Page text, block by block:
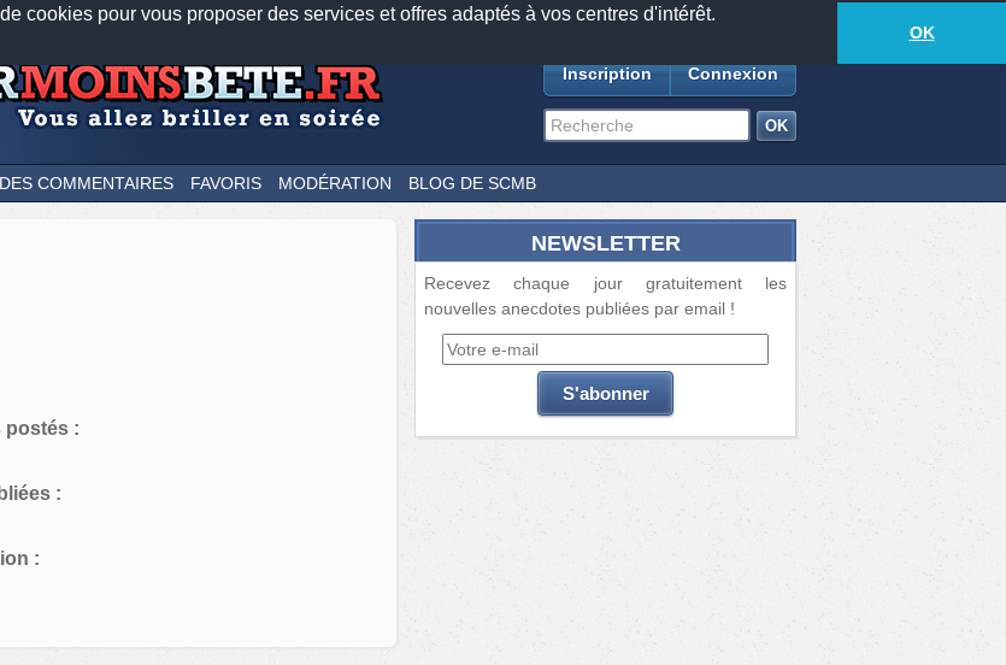
cookies pour vous proposer des services et offres adaptés à vos centres d'intérêt.
OK
Nos applications mobiles Newsletter Facebook
TwitterFeeds18877anecdotes-377lecteurs connectés
Inscription Connexion
COMMENTAIRES FAVORIS MODÉRATION BLOG DE SCMB
postés :
:
:
NEWSLETTER
Recevez chaque jour gratuitement les
nouvelles anecdotes publiées par email !